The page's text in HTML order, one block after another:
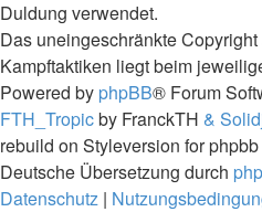
Duldung verwendet.
Das uneingeschränkte
Kampftaktiken liegt beim
Powered by phpBB® Forum
FTH_Tropicby FranckTH &
rebuild on Styleversion for
Deutsche Übersetzung durch
Datenschutz |